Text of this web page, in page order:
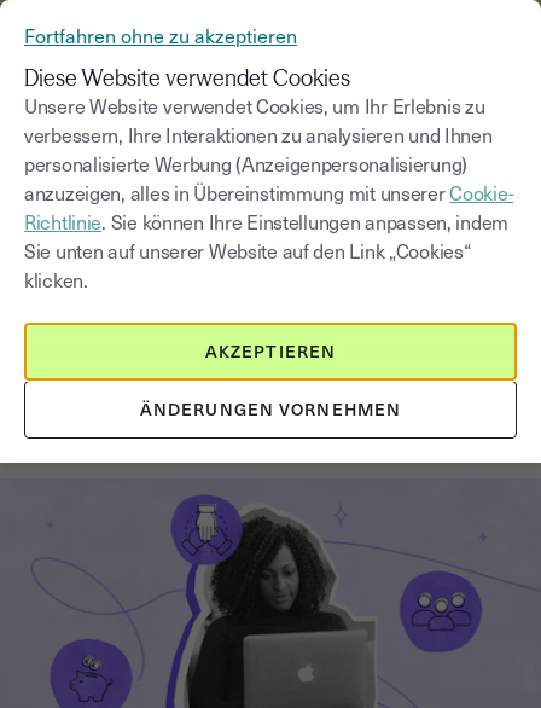
Blog
Kategorie auswählen Saisissez un terme
Was ist Crowdfunding? Alternative
Finanzierung für Startups in
Deutschland
Fortfahren ohne zu akzeptieren
Diese Website verwendet Cookies
Unsere Website verwendet Cookies, um Ihr Erlebnis zu
verbessern, Ihre Interaktionen zu analysieren und Ihnen
personalisierte Werbung (Anzeigenpersonalisierung)
anzuzeigen, alles in Übereinstimmung mit unsererCookie-
Richtlinie. Sie können Ihre Einstellungen anpassen, indem
Sie unten auf unserer Website auf den Link „Cookies“
klicken.
ÄNDERUNGEN VORNEHMEN
AKZEPTIEREN